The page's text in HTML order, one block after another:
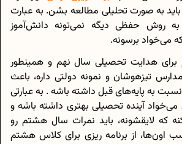
به صورت تحلیلی مطالعه بشن. به عبارت
روش حفظی دیگه نمی‌تونه دانش‌آموز
می‌خواد برسونه.
هدایت تحصیلی سال نهم و همینطور
تیزهوشان و نمونه دولتی داره، باعث
به پایه‌های قبل داشته باشه . به عبارتی
می‌خواد آینده تحصیلی بهتری داشته باشه و
که لایقشونه، باید نمرات سال هشتم رو
اون‌‌ها، از برنامه ریزی برای کلاس هشتم